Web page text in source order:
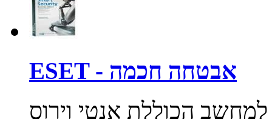
ESET - אבטחה חכמה